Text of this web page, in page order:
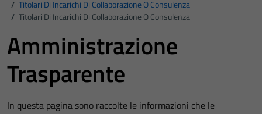
/ Titolari Di Incarichi Di Collaborazione O Consulenza
/ Titolari Di Incarichi Di Collaborazione O Consulenza
Amministrazione
Trasparente
In questa pagina sono raccolte le informazioni che le